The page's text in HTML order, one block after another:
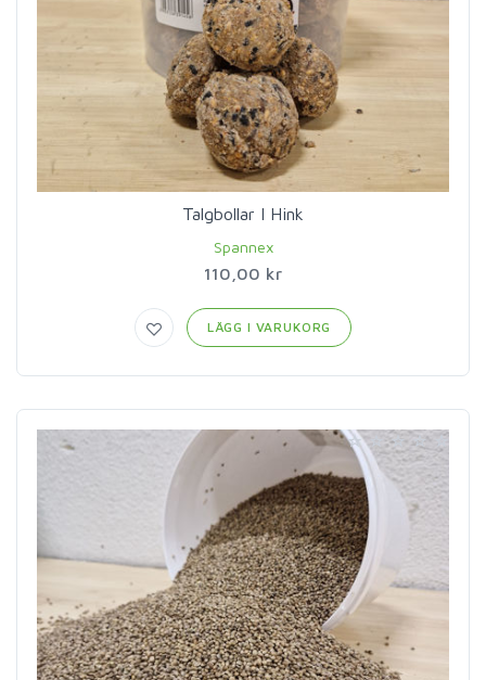
Talgbollar I Hink
Spannex
110,00 kr
LÄGG I VARUKORG